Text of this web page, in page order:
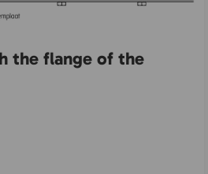
the flange of the